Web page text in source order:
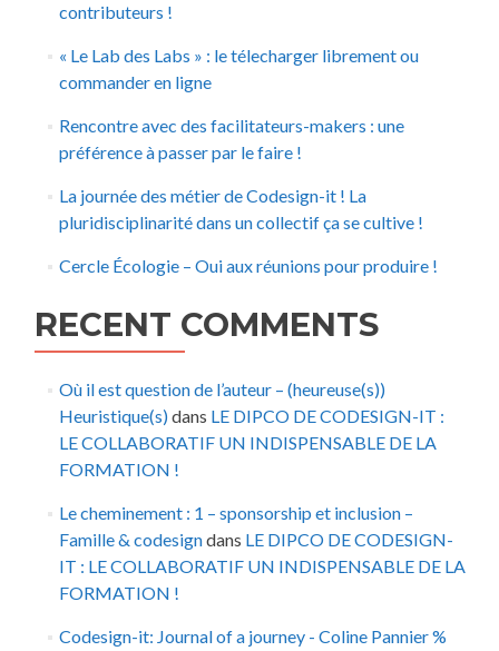
contributeurs !
« Le Lab des Labs » : le télecharger librement ou
commander en ligne
Rencontre avec des facilitateurs-makers : une
préférence à passer par le faire !
La journée des métier de Codesign-it ! La
pluridisciplinarité dans un collectif ça se cultive !
Cercle Écologie – Oui aux réunions pour produire !
RECENT COMMENTS
Où il est question de l’auteur – (heureuse(s))
Heuristique(s)dans LE DIPCO DE CODESIGN-IT :
LE COLLABORATIF UN INDISPENSABLE DE LA
FORMATION !
Le cheminement : 1 – sponsorship et inclusion –
Famille & codesigndans LE DIPCO DE CODESIGN-
IT : LE COLLABORATIF UN INDISPENSABLE DE LA
FORMATION !
Codesign-it: Journal of a journey - Coline Pannier %